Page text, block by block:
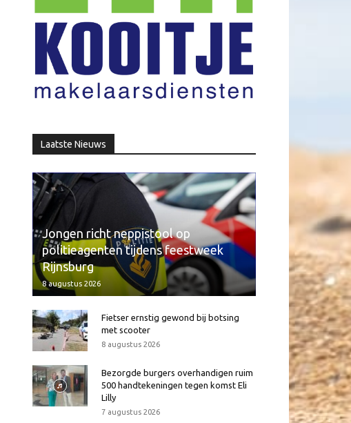
Laatste Nieuws
Jongen richt neppistool op
politieagenten tijdens feestweek
Rijnsburg
8 augustus 2026
Fietser ernstig gewond bij botsing
met scooter
8 augustus 2026
Bezorgde burgers overhandigen ruim
500 handtekeningen tegen komst Eli
Lilly
7 augustus 2026